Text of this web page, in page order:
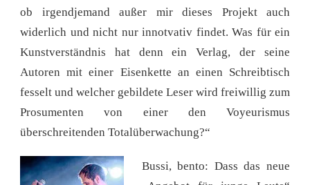
ob irgendjemand außer mir dieses Projekt auch
widerlich und nicht nur innotvativ findet. Was für ein
Kunstverständnis hat denn ein Verlag, der seine
Autoren mit einer Eisenkette an einen Schreibtisch
fesselt und welcher gebildete Leser wird freiwillig zum
Prosumenten von einer den Voyeurismus
überschreitenden Totalüberwachung?“
Bussi, bento: Dass das neue